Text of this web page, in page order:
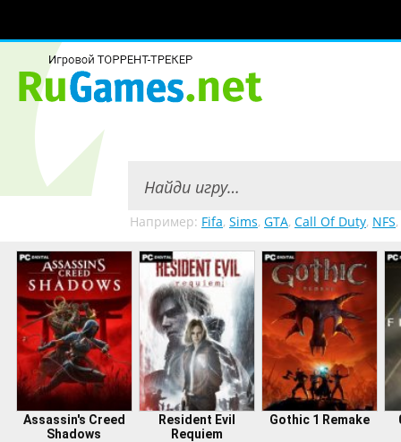
Например: Fifa, Sims, GTA, Call Of Duty, NFS,
Assassin's Creed
Shadows
Resident Evil
Requiem
Gothic 1 Remake